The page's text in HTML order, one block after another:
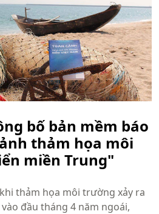
bố bản mềm báo
thảm họa môi
miền Trung"
thảm họa môi trường xảy ra
đầu tháng 4 năm ngoái,